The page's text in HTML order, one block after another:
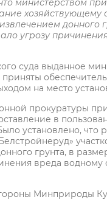
министерством
хозяйствующему
угрозу
суда выданное
на место
прокуратуры
в
установлено,
грунта, в
вреда
Минприроды